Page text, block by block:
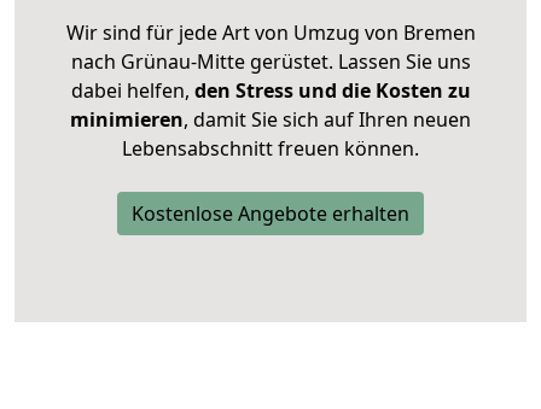
Wir sind für jede Art von Umzug von Bremen
nach Grünau-Mitte gerüstet. Lassen Sie uns
dabei helfen, den Stress und die Kosten zu
minimieren, damit Sie sich auf Ihren neuen
Lebensabschnitt freuen können.
Kostenlose Angebote erhalten